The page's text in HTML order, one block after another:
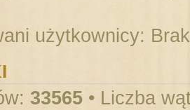
użytkownicy:
33565 • Liczba